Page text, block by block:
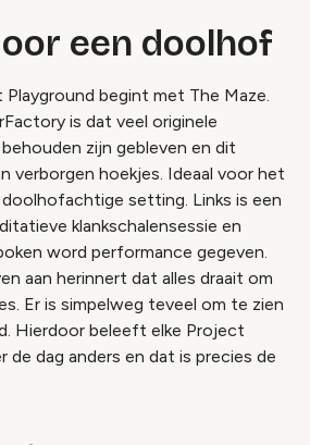
een doolhof
begint met The Maze.
is dat veel originele
zijn gebleven en dit
verborgen hoekjes. Ideaal voor het
setting. Links is een
klankschalensessie en
word performance gegeven.
aan herinnert dat alles draait om
Er is simpelweg teveel om te zien
Hierdoor beleeft elke Project
de dag anders en dat is precies de